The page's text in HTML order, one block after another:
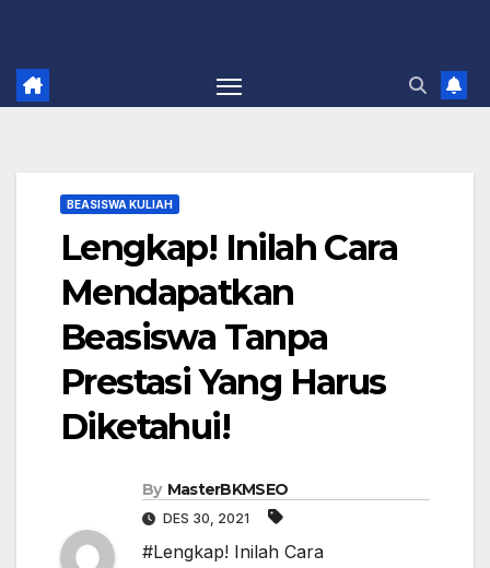
BEASISWA KULIAH
Lengkap! Inilah Cara
Mendapatkan
Beasiswa Tanpa
Prestasi Yang Harus
Diketahui!
By MasterBKMSEO
DES 30, 2021
#Lengkap! Inilah Cara